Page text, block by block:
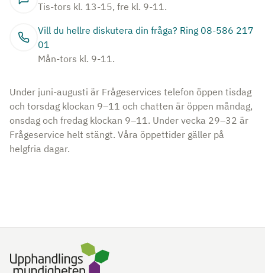
Tis-tors kl. 13-15, fre kl. 9-11.
Vill du hellre diskutera din fråga? Ring 08-586 217
01
Mån-tors kl. 9-11.
Under juni-augusti är Frågeservices telefon öppen tisdag
och torsdag klockan 9–11 och chatten är öppen måndag,
onsdag och fredag klockan 9–11. Under vecka 29–32 är
Frågeservice helt stängt. Våra öppettider gäller på
helgfria dagar.